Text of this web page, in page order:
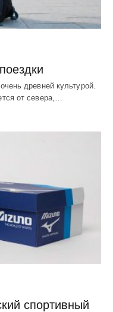
древней культурой.
от севера,…
спортивный